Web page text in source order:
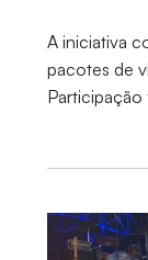
A iniciativa
pacotes de